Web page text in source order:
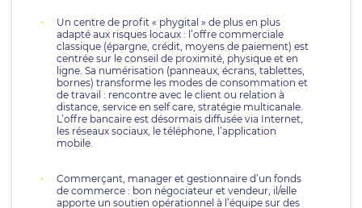
Un centre de profit « phygital » de plus en plus
adapté aux risques locaux : l’offre commerciale
classique (épargne, crédit, moyens de paiement) est
centrée sur le conseil de proximité, physique et en
ligne. Sa numérisation (panneaux, écrans, tablettes,
bornes) transforme les modes de consommation et
de travail : rencontre avec le client ou relation à
distance, service en self care, stratégie multicanale.
L’offre bancaire est désormais diffusée via Internet,
les réseaux sociaux, le téléphone, l’application
mobile.
Commerçant, manager et gestionnaire d’un fonds
de commerce : bon négociateur et vendeur, il/elle
apporte un soutien opérationnel à l’équipe sur des